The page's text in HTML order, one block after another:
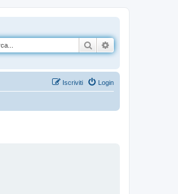
Cerca
Login
Iscriviti